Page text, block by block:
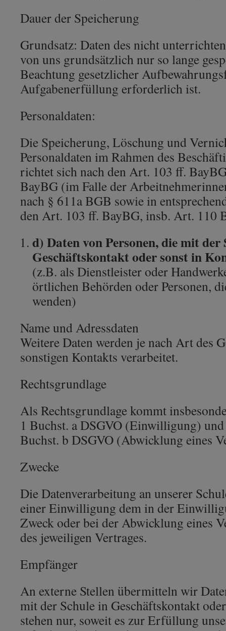
Dauer der Speicherung
Grundsatz: Daten des nicht
von uns grundsätzlich nur so lange
Beachtung gesetzlicher
Aufgabenerfüllung erforderlich ist.
Personaldaten:
Die Speicherung, Löschung und
Personaldaten im Rahmen des
richtet sich nach den Art. 103 ff.
BayBG (im Falle der
nach § 611a BGB sowie in
den Art. 103 ff. BayBG, insb. Art. 110
d) Daten von Personen, die mit der
Geschäftskontakt oder sonst in
(z.B. als Dienstleister oder
örtlichen Behörden oder Personen,
wenden)
Name und Adressdaten
Weitere Daten werden je nach Art des
sonstigen Kontakts verarbeitet.
Rechtsgrundlage
Als Rechtsgrundlage kommt
1 Buchst. a DSGVO (Einwilligung)
Buchst. b DSGVO (Abwicklung eines
Zwecke
Die Datenverarbeitung an unserer
einer Einwilligung dem in der
Zweck oder bei der Abwicklung eines
des jeweiligen Vertrages.
Empfänger
An externe Stellen übermitteln wir
mit der Schule in Geschäftskontakt
stehen nur, soweit es zur Erfüllung